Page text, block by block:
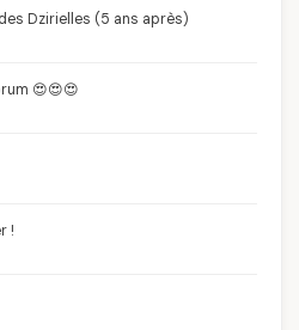
Dzirielles (5 ans après)
😍😍😍
!